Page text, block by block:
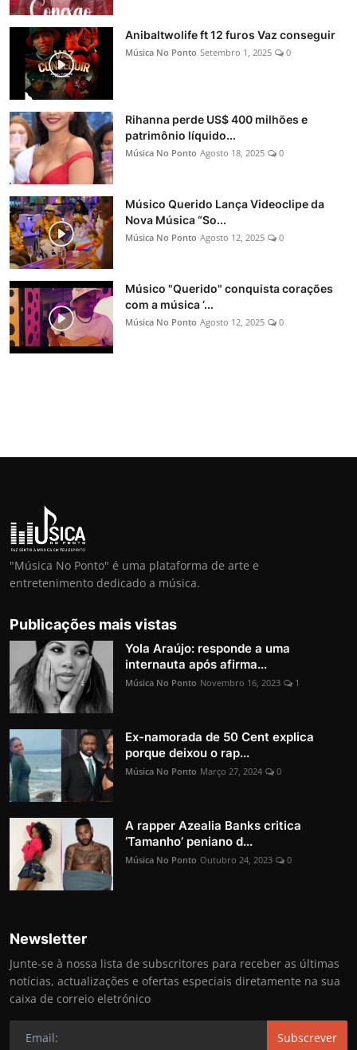
Anibaltwolife ft 12 furos Vaz conseguir
Música No Ponto Setembro 1, 2025 0
Rihanna perde US$ 400 milhões e
patrimônio líquido...
Música No Ponto Agosto 18, 2025 0
Músico Querido Lança Videoclipe da
Nova Música “So...
Música No Ponto Agosto 12, 2025 0
Músico "Querido" conquista corações
com a música ‘...
Música No Ponto Agosto 12, 2025 0
"Música No Ponto" é uma plataforma de arte e
entretenimento dedicado a música.
Publicações mais vistas
Yola Araújo: responde a uma
internauta após afirma...
Música No Ponto Novembro 16, 2023 1
Ex-namorada de 50 Cent explica
porque deixou o rap...
Música No Ponto Março 27, 2024 0
A rapper Azealia Banks critica
‘Tamanho’ peniano d...
Música No Ponto Outubro 24, 2023 0
Newsletter
Junte-se à nossa lista de subscritores para receber as últimas
notícias, actualizações e ofertas especiais diretamente na sua
caixa de correio eletrónico
Subscrever